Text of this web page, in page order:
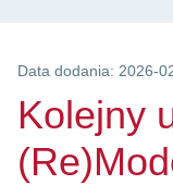
Data dodania: 2026-
Kolejny